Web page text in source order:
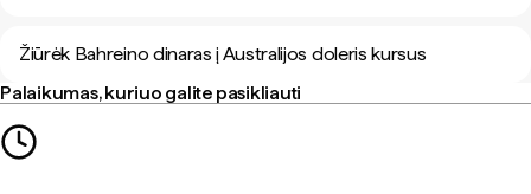
Žiūrėk Bahreino dinaras į Australijos doleris kursus
Palaikumas, kuriuo galite pasikliauti